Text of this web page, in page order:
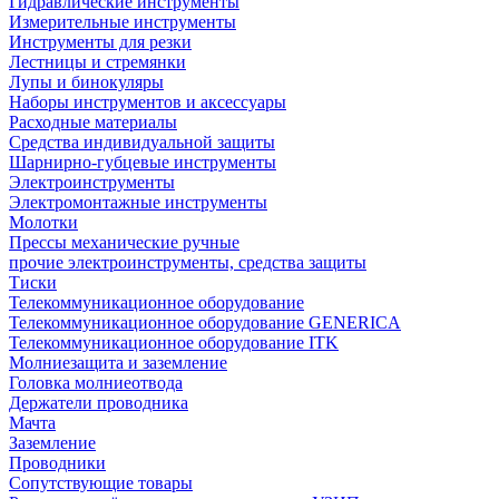
Измерительные инструменты
Инструменты для резки
Лестницы и стремянки
Лупы и бинокуляры
Наборы инструментов и аксессуары
Расходные материалы
Средства индивидуальной защиты
Шарнирно-губцевые инструменты
Электроинструменты
Электромонтажные инструменты
Молотки
Прессы механические ручные
прочие электроинструменты, средства защиты
Тиски
Телекоммуникационное оборудование
Телекоммуникационное оборудование GENERICA
Телекоммуникационное оборудование ITK
Молниезащита и заземление
Головка молниеотвода
Держатели проводника
Мачта
Заземление
Проводники
Сопутствующие товары